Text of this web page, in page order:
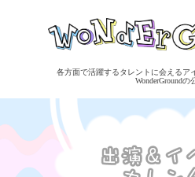
各方面で活躍するタレントに会えるア
WonderGroundの